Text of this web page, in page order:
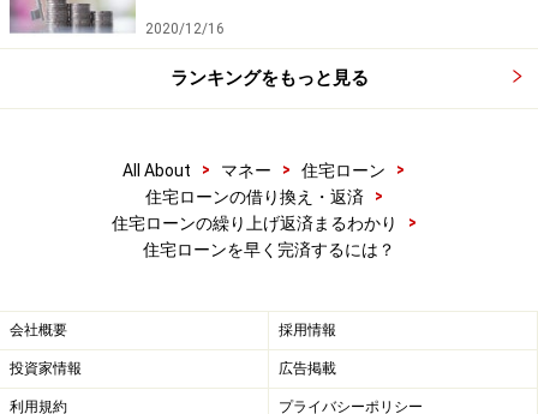
資金は当然戻ってこないので手持ちの「現金」がなくな
るようなことは避けましょう。車や自宅が壊れて修理代
がかかった、災害で被災した、身内が病気になったなど
人生どんな出費が急にあるか誰にも分かりません。
これらは運任せと言えばそれまでですが、こうしたこと
が起きたときに金銭面で対応できないことは大きな問題
です。住宅ローンとはたいていの人が長い付き合いにな
うでしょうが、手元に資金を残しておくことの必要性と
バランスを取りながら進めることが重要です。
※記事内容は執筆時点のものです。最新の内容をご確認くださ
2020/12/16
ランキングをもっと見る
All About > マネー > 住宅ローン
>
住宅ローンの借り換え・返済
>
住宅ローンの繰り上げ返済まるわかり
>
住宅ローンを早く完済するには？
会社概要 採用情報
投資家情報 広告掲載
利用規約 プライバシーポリシー